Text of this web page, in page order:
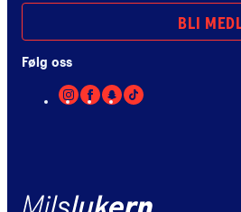
BLI
Følg oss